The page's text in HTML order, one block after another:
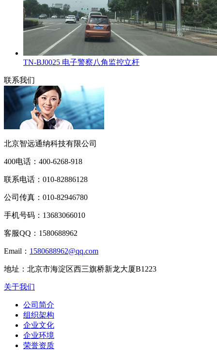
TN-BJ0025 电子警察八角监控立杆
联系我们
北京智远通纳科技有限公司
400电话： 400-6268-918
联系电话： 010-82886128
公司传真： 010-82946780
手机号码： 13683066010
客服QQ： 1580688962
Email： 1580688962@qq.com
地址： 北京市海淀区西三旗桥新龙大厦B1223
关于我们
公司简介
组织架构
企业文化
企业环境
荣誉资质